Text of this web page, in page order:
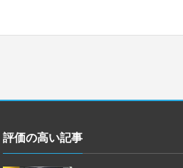
評価の高い記事